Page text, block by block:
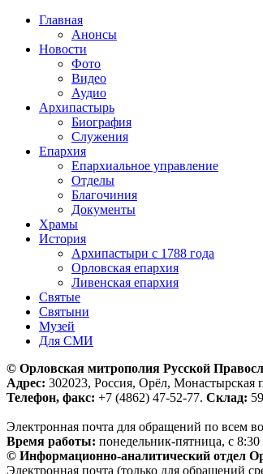
Главная
Анонсы
Новости
Фото
Видео
Аудио
Архипастырь
Биография
Служения
Епархия
Епархиальное управление
Отделы
Благочиния
Документы
Храмы
История
Архипастыри с 1788 года
Орловская епархия
Ливенская епархия
Святые
Святыни
Музей
Для СМИ
© Орловская митрополия Русской
Адрес: 302023, Россия, Орёл, Монастырская
Телефон, факс: +7 (4862) 47-52-77. Склад:
Электронная почта для обращений по всем
Время работы: понедельник-пятница, с 8:30
© Информационно-аналитический отдел
Электронная почта (только для обращений